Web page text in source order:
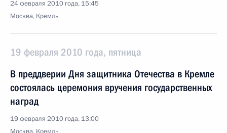
24 февраля 2010 года, 15:45
Москва, Кремль
19 февраля 2010 года, пятница
В преддверии Дня защитника Отечества в Кремле
состоялась церемония вручения государственных
наград
19 февраля 2010 года, 13:00